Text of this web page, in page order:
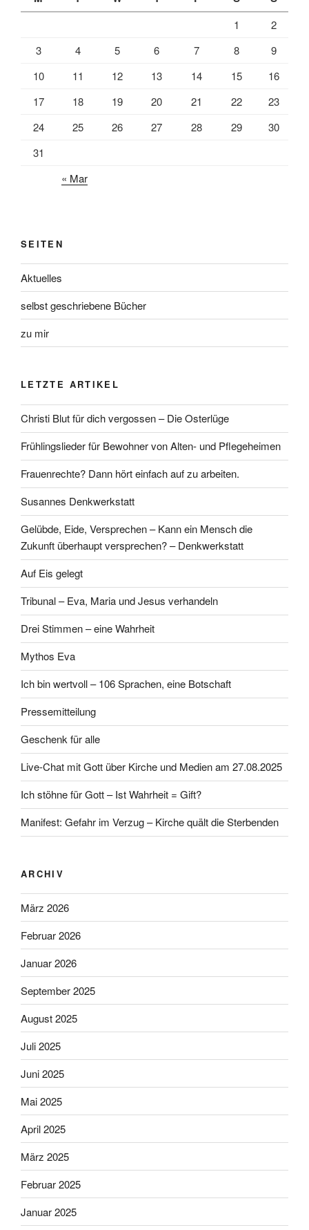
1
2
3
4 5 6 7 8
9
10
11 12 13 14 15
16
17
18 19 20 21 22
23
24
25 26 27 28 29
30
31
« Mar
SEITEN
Aktuelles
selbst geschriebene Bücher
zu mir
LETZTE ARTIKEL
Christi Blut für dich vergossen – Die Osterlüge
Frühlingslieder für Bewohner von Alten- und Pflegeheimen
Frauenrechte? Dann hört einfach auf zu arbeiten.
Susannes Denkwerkstatt
Gelübde, Eide, Versprechen – Kann ein Mensch die
Zukunft überhaupt versprechen? – Denkwerkstatt
Auf Eis gelegt
Tribunal – Eva, Maria und Jesus verhandeln
Drei Stimmen – eine Wahrheit
Mythos Eva
Ich bin wertvoll – 106 Sprachen, eine Botschaft
Pressemitteilung
Geschenk für alle
Live-Chat mit Gott über Kirche und Medien am 27.08.2025
Ich stöhne für Gott – Ist Wahrheit = Gift?
Manifest: Gefahr im Verzug – Kirche quält die Sterbenden
ARCHIV
März 2026
Februar 2026
Januar 2026
September 2025
August 2025
Juli 2025
Juni 2025
Mai 2025
April 2025
März 2025
Februar 2025
Januar 2025